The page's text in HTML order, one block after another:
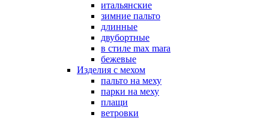
итальянские
зимние пальто
длинные
двубортные
в стиле max mara
бежевые
Изделия с мехом
пальто на меху
парки на меху
плащи
ветровки